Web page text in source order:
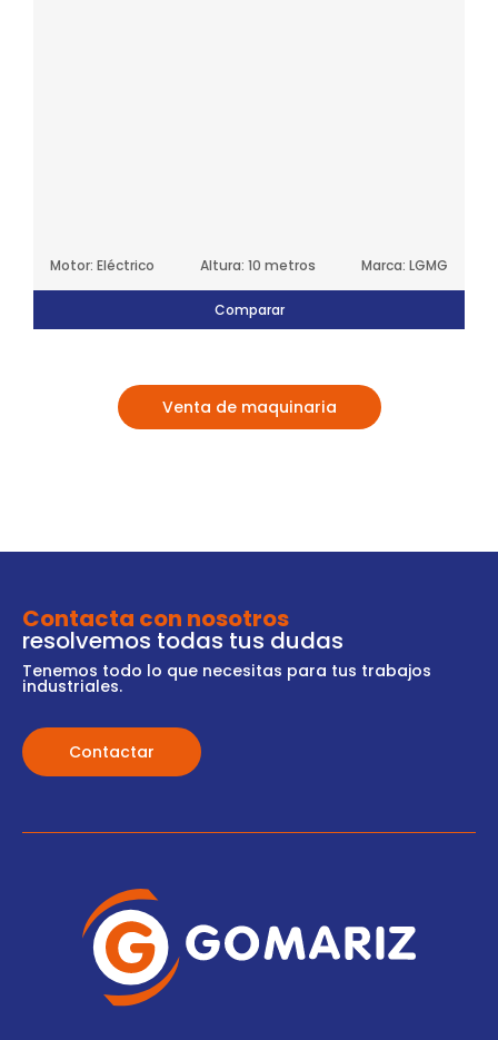
Motor: Eléctrico Altura: 10 metros Marca: LGMG
Comparar
Venta de maquinaria
Contacta con nosotros
resolvemos todas tus dudas
Tenemos todo lo que necesitas para tus trabajos
industriales.
Contactar